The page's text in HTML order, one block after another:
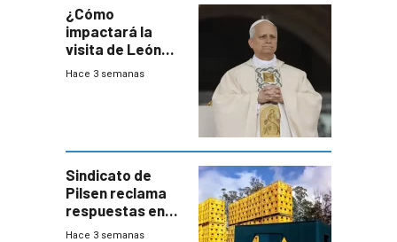
¿Cómo
impactará la
visita de León
XIV a Uruguay?
Hace 3 semanas
Sindicato de
Pilsen reclama
respuestas en
medio de
Hace 3 semanas